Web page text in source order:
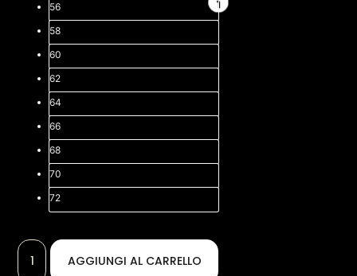
56
58
60
62
64
66
68
70
72
AGGIUNGI AL CARRELLO